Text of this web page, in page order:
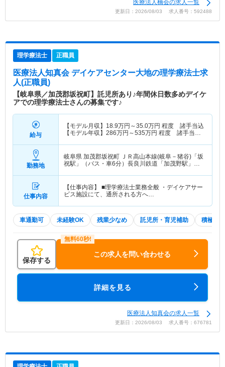
医療法人楠会の求人一覧
更新日：2026/08/03 求人番号：592488
理学療法士 正職員
医療法人知真会 デイケアセンター大地の理学療法士求
人(正職員)
【岐阜県／加茂郡坂祝町】託児所あり♪年間休日数多めデイケ
アでの理学療法士さんの募集です♪
給与
【モデル月収】 18.9万円～35.0万円 程度 諸手当込
【モデル年収】 286万円～535万円 程度 諸手当・
勤務地
岐阜県 加茂郡坂祝町 ＪＲ高山本線(岐阜－猪谷)「坂
祝駅」（バス・車6分）長良川鉄道「加茂野駅」
仕事内容
【仕事内容】 ■理学療法士業務全般 ・デイケアサー
ビス施設にて、通所される方へ…
車通勤可 未経験OK 残業少なめ 託児所・育児補助 積極採
保存する
この求人を問い合わせる
詳細を見る
医療法人知真会の求人一覧
更新日：2026/08/03 求人番号：676781